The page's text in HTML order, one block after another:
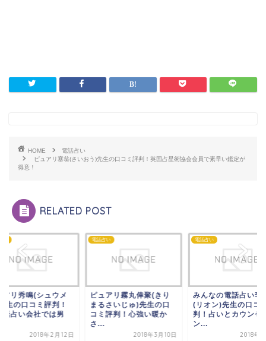
HOME
電話占い
ピュアリ塞翁(さいおう)先生の口コミ評判！英国占星術協会会員で素早い鑑定が
得意！
RELATED POST
アリ秀鳴(シュウメ
生の口コミ評判！
話占い会社では男
2018年2月12日
電話占い
ピュアリ霧丸倖聚(きり
まるさいじゅ)先生の口
コミ評判！心強い暖か
さ...
2018年3月10日
電話占い
みんなの電話占い李
(リオン)先生の口コ
判！占いとカウンセ
ン...
2018年3